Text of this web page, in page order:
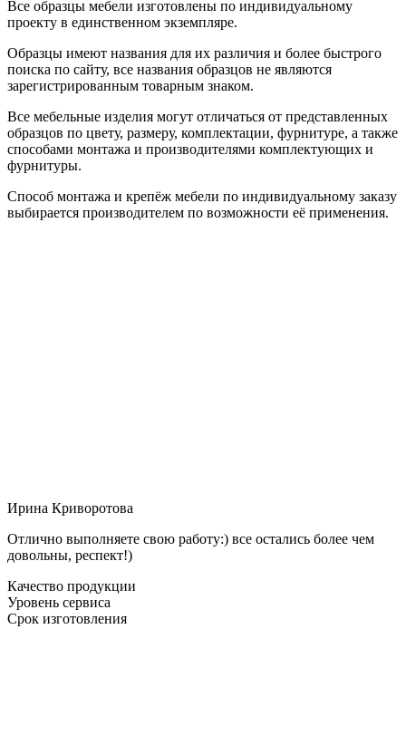
Все образцы мебели изготовлены по индивидуальному
проекту в единственном экземпляре.
Образцы имеют названия для их различия и более быстрого
поиска по сайту, все названия образцов не являются
зарегистрированным товарным знаком.
Все мебельные изделия могут отличаться от представленных
образцов по цвету, размеру, комплектации, фурнитуре, а также
способами монтажа и производителями комплектующих и
фурнитуры.
Способ монтажа и крепёж мебели по индивидуальному заказу
выбирается производителем по возможности её применения.
Ирина Криворотова
Отлично выполняете свою работу:) все остались более чем
довольны, респект!)
Качество продукции
Уровень сервиса
Срок изготовления